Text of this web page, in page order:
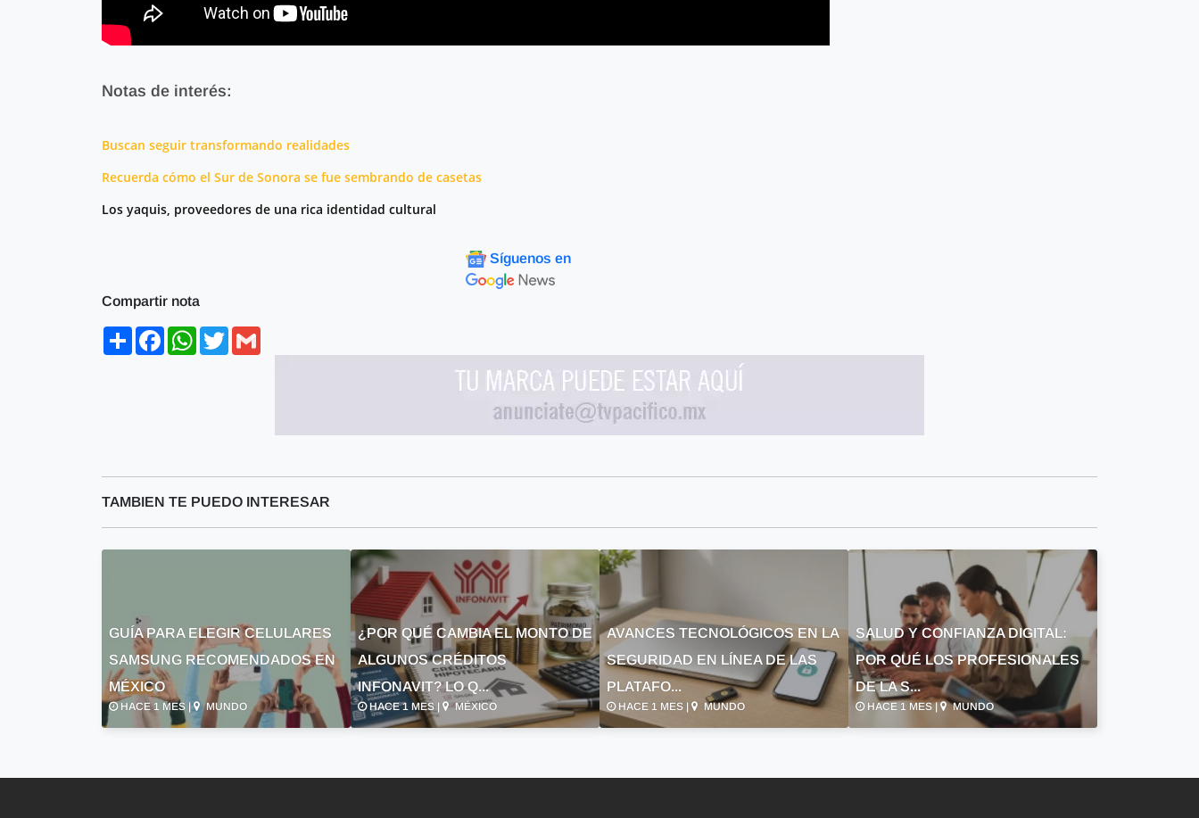
Notas de interés:
Buscan seguir transformando realidades
Recuerda cómo el Sur de Sonora se fue sembrando de casetas
Los yaquis, proveedores de una rica identidad cultural
Síguenos en
Compartir nota
ShareFacebookWhatsApp
Twitter
TAMBIEN TE PUEDO INTERESAR
GUÍA PARA ELEGIR CELULARES
SAMSUNG RECOMENDADOS EN
MÉXICO
HACE 1 MES | MUNDO
¿POR QUÉ CAMBIA EL MONTO DE
ALGUNOS CRÉDITOS
INFONAVIT? LO Q...
HACE 1 MES | MÉXICO
AVANCES TECNOLÓGICOS EN LA
SEGURIDAD EN LÍNEA DE LAS
PLATAFO...
HACE 1 MES | MUNDO
SALUD Y CONFIANZA DIGITAL:
POR QUÉ LOS PROFESIONALES
DE LA S...
HACE 1 MES | MUNDO